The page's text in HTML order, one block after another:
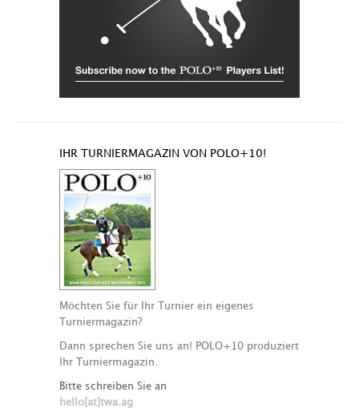
IHR TURNIERMAGAZIN VON POLO+10!
Möchten Sie für Ihr Turnier ein eigenes
Turniermagazin?
Dann sprechen Sie uns an! POLO+10 produziert
Ihr Turniermagazin.
Bitte schreiben Sie an
hello[at]twa.ag